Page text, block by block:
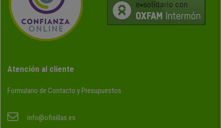
Atención al cliente
Formulario de Contacto y Presupuestos
info@ofisillas.es